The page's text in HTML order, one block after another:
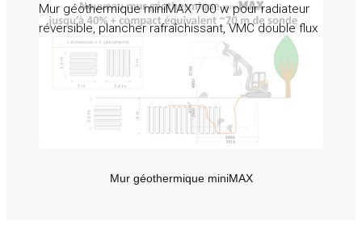
Mur géothermique miniMAX 700 w pour radiateur
réversible, plancher rafraîchissant, VMC double flux
Mur géothermique miniMAX